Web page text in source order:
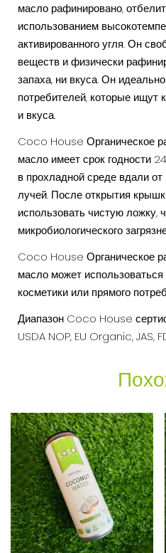
масло рафинировано,
использованием
активированного угля. Он
веществ и физически
запаха, ни вкуса. Он
потребителей, которые ищут
и вкуса.
Coco House Органическое
масло имеет срок годности
в прохладной среде вдали
лучей. После открытия
использовать чистую ложку,
микробиологического
Coco House Органическое
масло может
косметики или прямого
Диапазон Coco House
USDA NOP, EU Organic, JAS,